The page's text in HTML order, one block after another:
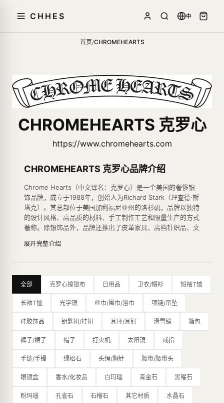
CHHES 中
首页/CHROMEHEARTS
CHROMEHEARTS 克罗心
https://www.chromehearts.com
CHROMEHEARTS 克罗心品牌介绍
Chrome Hearts（中文译名：克罗心）是一个美国的奢侈银
饰品牌，成立于1988年，创始人为Richard Stark（理查德·斯
塔克）。其总部位于美国加利福尼亚州的洛杉矶，品牌以独特
的设计风格、高品质的材料、手工制作工艺和限量生产的方式
著称。除银饰品外，品牌还推出了皮革家具、高档针织品、文
Chrome Hearts的设计风格独具特色，主要运用了滑稽、嘲
了高品质的925纯银，其产品在银饰品行业享有盛誉。此外，
品牌还推出了珠宝系列，使用了白金、钻石等高档材料，展现
了其奢华品质。
Chrome Hearts的限量生产方式也是品牌的特点之一，每一
款产品都是经过设计师精心设计、手工制作，数量极其有限。
更加稀有和有价值。
除了其独特的设计风格和高品质的材料，Chrome Hearts在
制作工艺上也非常讲究，采用了传统的银匠工艺，从设计、铸
造、打磨到雕刻都采用手工完成，每一件产品都是经过多道工
序精雕细琢而成，完美地展现了品牌的高品质和工艺水平。
其设计风格以哥特式摇滚元素为主，融合了浓郁的个性和奢
华，成为时尚圈的标志之一。品牌曾获得CFDA大奖，并受到
展开完整介绍
全部 克罗心擦银布 日用品 卫衣/帽衫 短袖T恤
长袖T恤 光学镜 丝巾/围巾/浴巾 项链/吊坠
硅胶饰品 钥匙扣/挂扣 耳环/耳钉 滑雪镜 箱包
裤子/裙子 帽子 打火机 太阳镜 戒指
手链/手镯 绿松石 头绳/胸针 腰带/腰带头
眼镜盒 香水/化妆品 白玛瑙 青金石 黑曜石
粉玛瑙 孔雀石 石榴石 其它材质 水晶石